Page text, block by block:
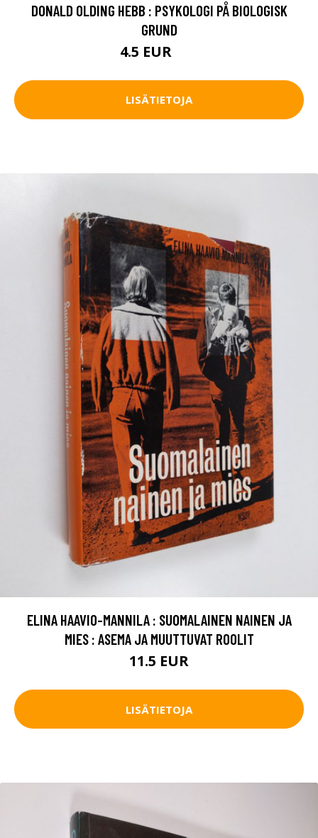
DONALD OLDING HEBB : PSYKOLOGI PÅ BIOLOGISK
GRUND
4.5 EUR
LISÄTIETOJA
ELINA HAAVIO-MANNILA : SUOMALAINEN NAINEN JA
MIES : ASEMA JA MUUTTUVAT ROOLIT
11.5 EUR
LISÄTIETOJA